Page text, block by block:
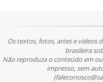
Os textos, fotos, artes e vídeos
brasileira
Não reproduza o conteúdo em
impresso, sem